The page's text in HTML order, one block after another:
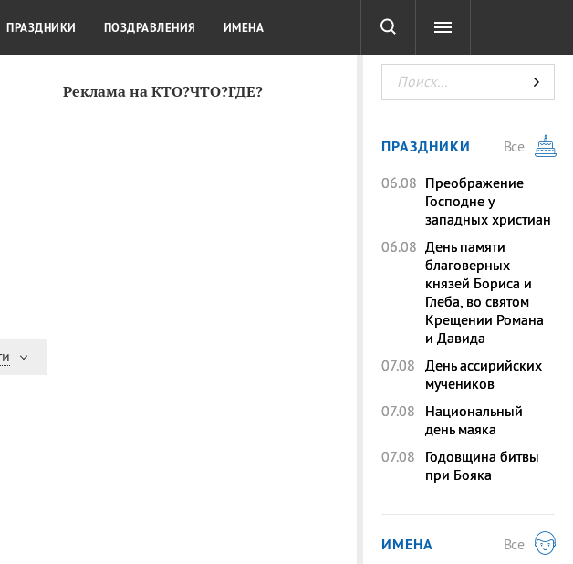
Реклама на КТО?ЧТО?ГДЕ?
КУЛЬТУРА КРАСОТА ТЕСТЫ
ПРАЗДНИКИ ПОЗДРАВЛЕНИЯ ИМЕНА
ПРАЗДНИКИ
Все
06.08 Преображение
Господне у
западных христиан
06.08 День памяти
благоверных
князей Бориса и
Глеба, во святом
Крещении Романа
и Давида
07.08 День ассирийских
мучеников
07.08
Национальный
день маяка
07.08
Годовщина битвы
при Бояка
ИМЕНА
Все